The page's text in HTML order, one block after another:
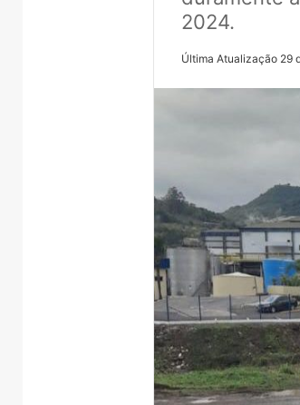
2024.
Última Atualização 29